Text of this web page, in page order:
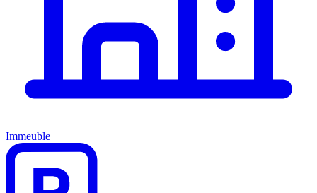
Immeuble